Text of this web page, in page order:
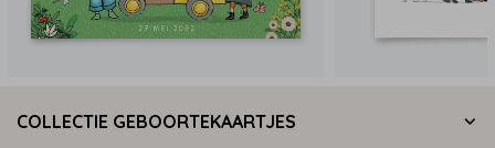
COLLECTIE GEBOORTEKAARTJES